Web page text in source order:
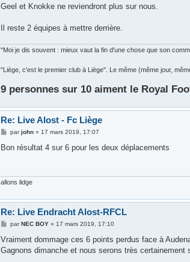
s
g
Geel et Knokke ne reviendront plus sur nous.
Il reste 2 équipes à mettre derrière.
"Moi je dis souvent : mieux vaut la fin d'une chose que son
"Liège, c'est le premier club à Liège". Le même (même jour,
9 personnes sur 10 aiment le Royal
Re: Live Alost - Fc Liège
M
s
parjohn » 17 mars 2019, 17:07
Bon résultat 4 sur 6 pour les deux déplacements
allons lidge
Re: Live Endracht Alost-RFCL
M
s
a
parNEC BOY » 17 mars 2019, 17:10
Vraiment dommage ces 6 points perdus face à
Gagnons dimanche et nous serons très certainement